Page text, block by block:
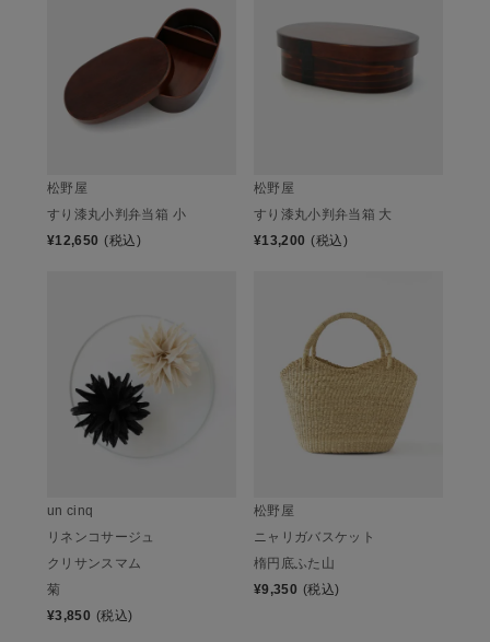
松野屋
すり漆丸小判弁当箱 小
¥12,650 (税込)
松野屋
すり漆丸小判弁当箱 大
¥13,200 (税込)
un cinq
リネンコサージュ
クリサンスマム
菊
¥3,850 (税込)
松野屋
ニャリガバスケット
楕円底ふた山
¥9,350 (税込)